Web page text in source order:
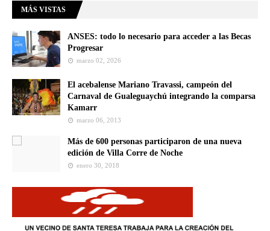
MÁS VISTAS
ANSES: todo lo necesario para acceder a las Becas
Progresar
marzo 02, 2026
El acebalense Mariano Travassi, campeón del
Carnaval de Gualeguaychú integrando la comparsa
Kamarr
marzo 06, 2013
Más de 600 personas participaron de una nueva
edición de Villa Corre de Noche
enero 30, 2018